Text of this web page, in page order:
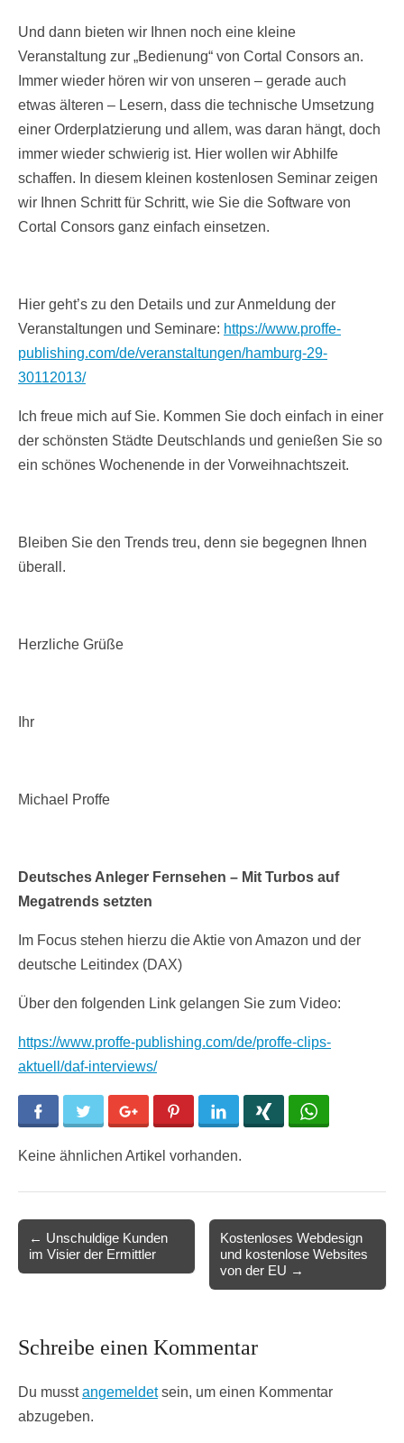
Und dann bieten wir Ihnen noch eine kleine
Veranstaltung zur „Bedienung“ von Cortal Consors an.
Immer wieder hören wir von unseren – gerade auch
etwas älteren – Lesern, dass die technische Umsetzung
einer Orderplatzierung und allem, was daran hängt, doch
immer wieder schwierig ist. Hier wollen wir Abhilfe
schaffen. In diesem kleinen kostenlosen Seminar zeigen
wir Ihnen Schritt für Schritt, wie Sie die Software von
Cortal Consors ganz einfach einsetzen.
Hier geht’s zu den Details und zur Anmeldung der
Veranstaltungen und Seminare: https://www.proffe-
publishing.com/de/veranstaltungen/hamburg-29-
30112013/
Ich freue mich auf Sie. Kommen Sie doch einfach in einer
der schönsten Städte Deutschlands und genießen Sie so
ein schönes Wochenende in der Vorweihnachtszeit.
Bleiben Sie den Trends treu, denn sie begegnen Ihnen
überall.
Herzliche Grüße
Ihr
Michael Proffe
Deutsches Anleger Fernsehen – Mit Turbos auf
Megatrends setzten
Im Focus stehen hierzu die Aktie von Amazon und der
deutsche Leitindex (DAX)
Über den folgenden Link gelangen Sie zum Video:
https://www.proffe-publishing.com/de/proffe-clips-
aktuell/daf-interviews/
Facebook Twitter Google+ Pinterest LinkedIn
Keine ähnlichen Artikel vorhanden.
navigation
← Unschuldige Kunden
im Visier der Ermittler
Kostenloses Webdesign
und kostenlose Websites
von der EU →
Schreibe einen Kommentar
Du musstangemeldetsein, um einen Kommentar
abzugeben.